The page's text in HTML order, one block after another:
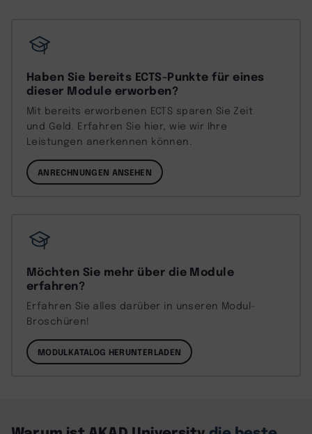
Haben Sie bereits ECTS-Punkte für eines
dieser Module erworben?
Mit bereits erworbenen ECTS sparen Sie Zeit
und Geld. Erfahren Sie hier, wie wir Ihre
Leistungen anerkennen können.
ANRECHNUNGEN ANSEHEN
Möchten Sie mehr über die Module
erfahren?
Erfahren Sie alles darüber in unseren Modul-
Broschüren!
MODULKATALOG HERUNTERLADEN